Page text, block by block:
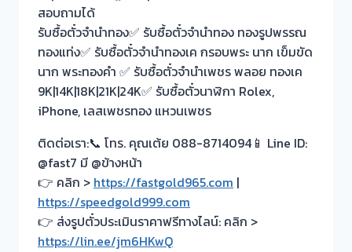
สอบถามได้
รับซื้อตั๋วจำนำทอง✅ รับซื้อตั๋วจำนำทอง ทองรูปพรรณ
ทองแท่ง✅ รับซื้อตั๋วจำนำทองเค กรอบพระ นาก เข็มขัด
นาก พระทองคำ ✅ รับซื้อตั๋วจำนำเพชร พลอย ทองเค
9K|14K|18K|21K|24K✅ รับซื้อตั๋วนาฬิกา Rolex,
iPhone, เลสเพชรทอง แหวนเพชร
ติดต่อเรา:📞 โทร. คุณเต้ย 088-8714094📱 Line ID:
@fast7 มี @ข้างหน้า
👉 คลิก > https://fastgold965.com |
https://speedgold999.com
👉 ส่งรูปตั๋วประเมินราคาฟรีทางไลน์: คลิก >
https://lin.ee/jm6HKwQ